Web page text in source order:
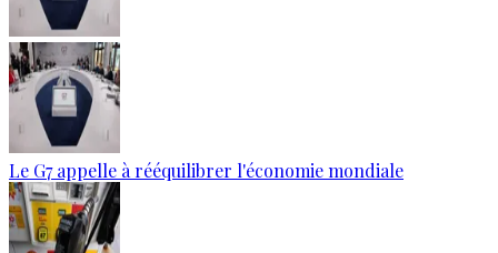
Le G7 appelle à rééquilibrer l'économie mondiale